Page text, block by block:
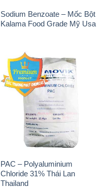
Sodium Benzoate – Mốc Bột
Kalama Food Grade Mỹ Usa
PAC – Polyaluminium
Chloride 31% Thái Lan
Thailand